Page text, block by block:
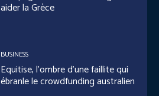
aider la Grèce
BUSINESS
Equitise, l’ombre d’une faillite qui
ébranle le crowdfunding australien